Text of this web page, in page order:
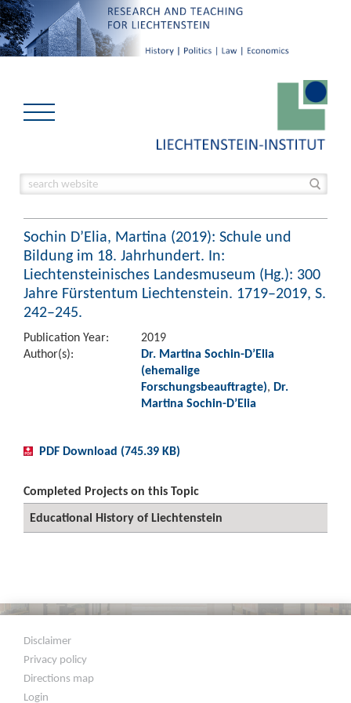
Sochin D’Elia, Martina (2019): Schule und
Bildung im 18. Jahrhundert. In:
Liechtensteinisches Landesmuseum (Hg.): 300
Jahre Fürstentum Liechtenstein. 1719–2019, S.
242–245.
Publication Year:
2019
Author(s):
Dr. Martina Sochin-D’Elia
(ehemalige
Forschungsbeauftragte), Dr.
Martina Sochin-D’Elia
PDF Download (745.39 KB)
Completed Projects on this Topic
Educational History of Liechtenstein
Disclaimer
Privacy policy
Directions map
Login